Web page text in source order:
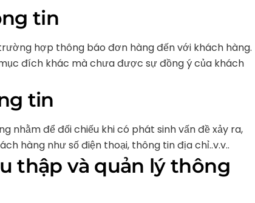
tin
hợp thông báo đơn hàng đến với khách hàng.
đích khác mà chưa được sự đồng ý của khách
tin
nhằm để đối chiếu khi có phát sinh vấn đề xảy ra,
hàng như số điện thoại, thông tin địa chỉ..v.v..
thập và quản lý thông